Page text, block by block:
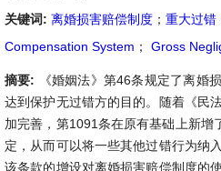
关键词: 离婚损害赔偿制度 ； 重大过错
Compensation System ； Gross
摘要:
《婚姻法》第46条规定了离婚
达到保护无过错方的目的。随着《民
加完善，第1091条在原有基础上新增
定，从而可以将一些其他过错行为纳
该条款的增设对离婚损害赔偿制度的